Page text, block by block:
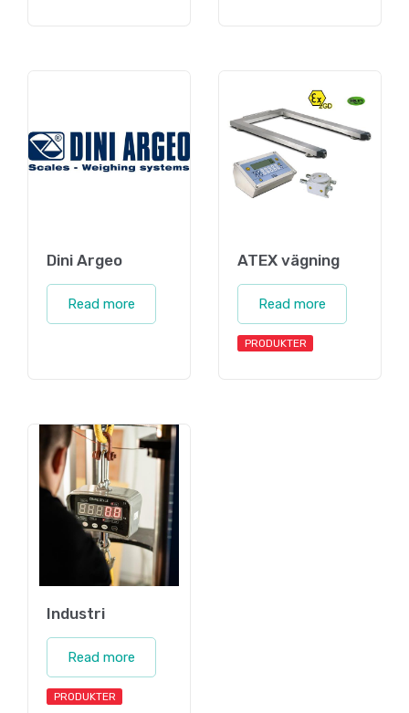
Dini Argeo
Read more
ATEX vägning
Read more
PRODUKTER
Industri
Read more
PRODUKTER